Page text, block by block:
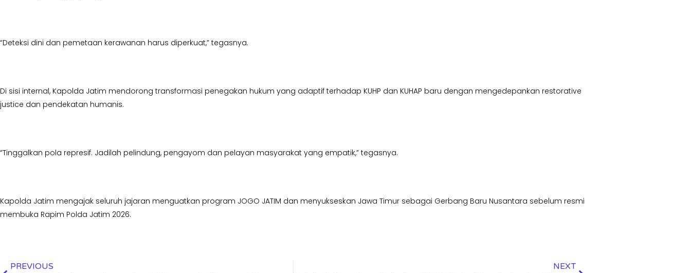
“Deteksi dini dan pemetaan kerawanan harus diperkuat,” tegasnya.
Di sisi internal, Kapolda Jatim mendorong transformasi penegakan hukum yang adaptif terhadap KUHP dan KUHAP baru dengan mengedepankan restorative
justice dan pendekatan humanis.
“Tinggalkan pola represif. Jadilah pelindung, pengayom dan pelayan masyarakat yang empatik,” tegasnya.
Kapolda Jatim mengajak seluruh jajaran menguatkan program JOGO JATIM dan menyukseskan Jawa Timur sebagai Gerbang Baru Nusantara sebelum resmi
membuka Rapim Polda Jatim 2026.
PREVIOUS NEXT